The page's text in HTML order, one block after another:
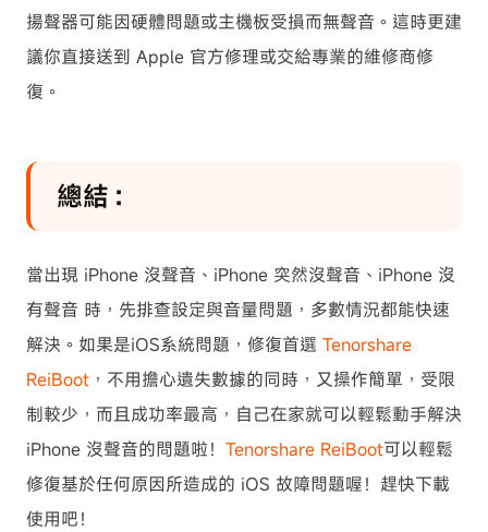
揚聲器可能因硬體問題或主機板受損而無聲音。這時更建
議你直接送到 Apple 官方修理或交給專業的維修商修
復。
總結：
當出現 iPhone 沒聲音、iPhone 突然沒聲音、iPhone 沒
有聲音 時，先排查設定與音量問題，多數情況都能快速
解決。如果是iOS系統問題，修復首選 Tenorshare
ReiBoot ，不用擔心遺失數據的同時，又操作簡單，受限
制較少，而且成功率最高，自己在家就可以輕鬆動手解決
iPhone 沒聲音的問題啦！ Tenorshare ReiBoot可以輕鬆
修復基於任何原因所造成的 iOS 故障問題喔！趕快下載
使用吧！